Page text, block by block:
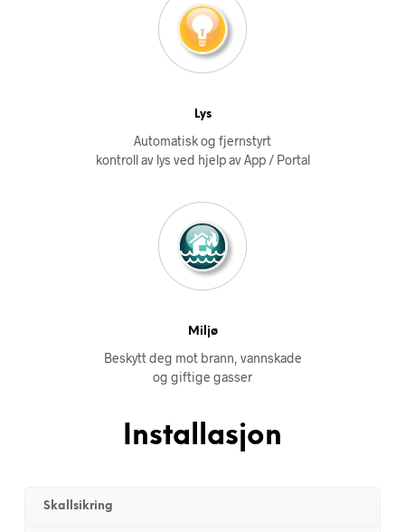
Lys
Automatisk og fjernstyrt
kontroll av lys ved hjelp av App / Portal
Miljø
Beskytt deg mot brann, vannskade
og giftige gasser
Installasjon
Skallsikring